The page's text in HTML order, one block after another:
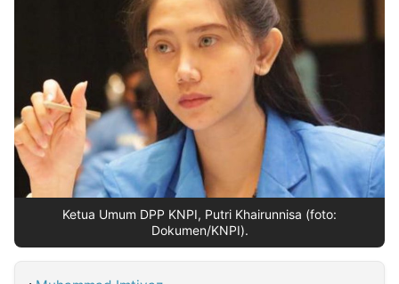
Jogja
Rakyat
News
Notice
Follow
Kabarbaru
Ketua Umum DPP KNPI, Putri Khairunnisa (foto:
Dokumen/KNPI).